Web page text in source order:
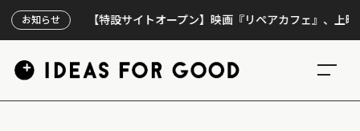
お知らせ【特設サイトオープン】映画『リペアカフェ』、上映300回